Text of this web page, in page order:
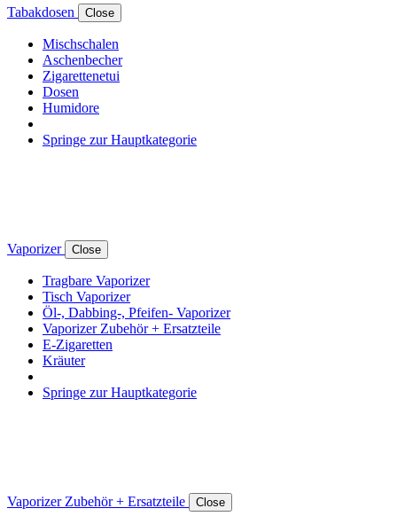
Tabakdosen Close
Mischschalen
Aschenbecher
Zigarettenetui
Dosen
Humidore
Springe zur Hauptkategorie
Vaporizer Close
Tragbare Vaporizer
Tisch Vaporizer
Öl-, Dabbing-, Pfeifen- Vaporizer
Vaporizer Zubehör + Ersatzteile
E-Zigaretten
Kräuter
Springe zur Hauptkategorie
Vaporizer Zubehör + Ersatzteile Close